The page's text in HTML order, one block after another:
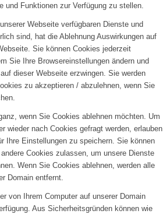
und Funktionen zur Verfügung zu stellen.
Webseite verfügbaren Dienste und
sind, hat die Ablehnung Auswirkungen auf
Sie können Cookies jederzeit
Sie Ihre Browsereinstellungen ändern und
dieser Webseite erzwingen. Sie werden
zu akzeptieren / abzulehnen, wenn Sie
wenn Sie Cookies ablehnen möchten. Um
wieder nach Cookies gefragt werden, erlauben
Ihre Einstellungen zu speichern. Sie können
Cookies zulassen, um unsere Dienste
Wenn Sie Cookies ablehnen, werden alle
Domain entfernt.
von Ihrem Computer auf unserer Domain
Aus Sicherheitsgründen können wie